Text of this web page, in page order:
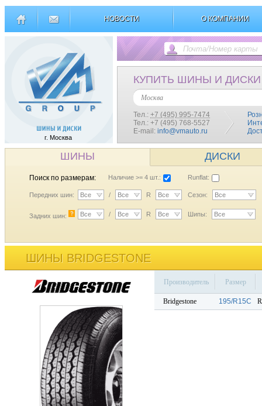
НОВОСТИ О КОМПАНИИ
г. Москва
КУПИТЬ ШИНЫ И ДИСКИ
Москва
Тел.: +7 (495) 995-7474
Тел.: +7 (495) 768-5527
E-mail: info@vmauto.ru
ШИНЫ ДИСКИ
Поиск по размерам: Наличие >= 4 шт.: Runflat:
Передних шин: Все / Все R Все Сезон: Все
Задних шин: ? Все / Все R Все Шипы: Все
ШИНЫ BRIDGESTONE
Производитель Размер
Bridgestone 195/R15C